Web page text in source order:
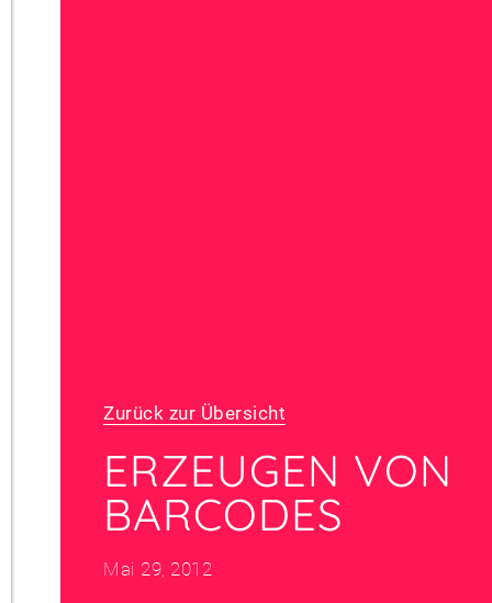
Zurück zur Übersicht
ERZEUGEN VON
BARCODES
Mai 29, 2012